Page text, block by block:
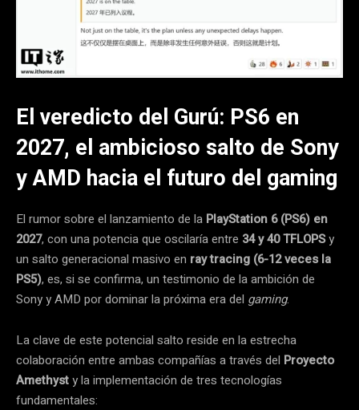
El veredicto del Gurú: PS6 en
2027, el ambicioso salto de Sony
y AMD hacia el futuro del gaming
El rumor sobre el lanzamiento de la PlayStation 6 (PS6) en
2027, con una potencia que oscilaría entre 34 y 40 TFLOPSy
un salto generacional masivo en ray tracing (6-12 veces la
PS5), es, si se confirma, un testimonio de la ambición de
Sony y AMD por dominar la próxima era del gaming.
La clave de este potencial salto reside en la estrecha
colaboración entre ambas compañías a través del Proyecto
Amethysty la implementación de tres tecnologías
fundamentales: